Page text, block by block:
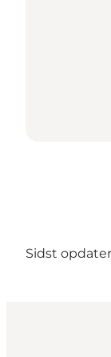
Sidst